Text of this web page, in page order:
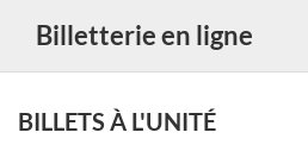
Billetterie en ligne
BILLETS À L'UNITÉ